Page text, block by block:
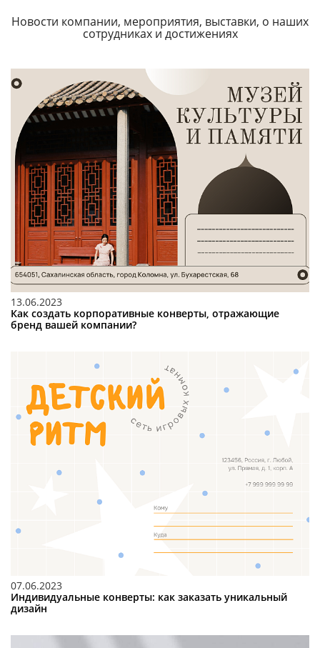
Новости компании, мероприятия, выставки, о наших
сотрудниках и достижениях
13.06.2023
Как создать корпоративные конверты, отражающие
бренд вашей компании?
07.06.2023
Индивидуальные конверты: как заказать уникальный
дизайн